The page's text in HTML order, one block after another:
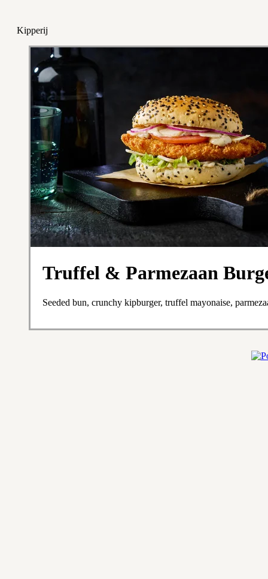
Kipperij
Truffel & Parmezaan
Seeded bun, crunchy kipburger, truffel mayonaise,